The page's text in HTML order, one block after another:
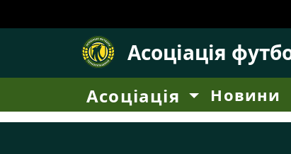
Асоціація
Асоціація Новини